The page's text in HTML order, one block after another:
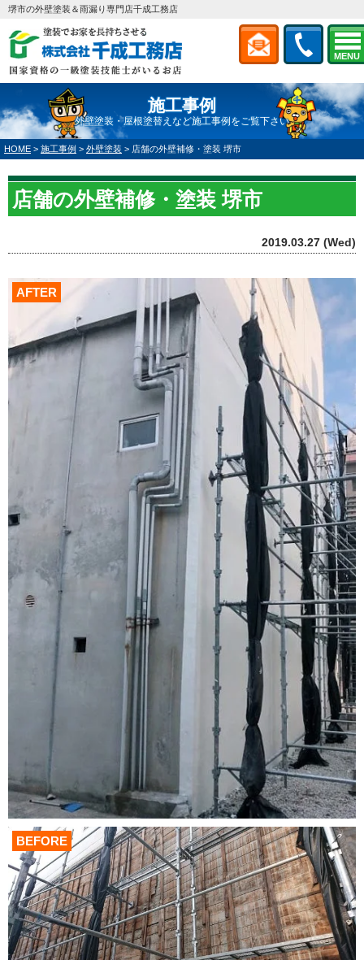
MENU
堺市の外壁塗装＆雨漏り専門店千成工務店
施工事例
外壁塗装・屋根塗替えなど施工事例をご覧下さい
HOME > 施工事例 > 外壁塗装 > 店舗の外壁補修・塗装 堺市
店舗の外壁補修・塗装 堺市
2019.03.27 (Wed)
AFTER
BEFORE